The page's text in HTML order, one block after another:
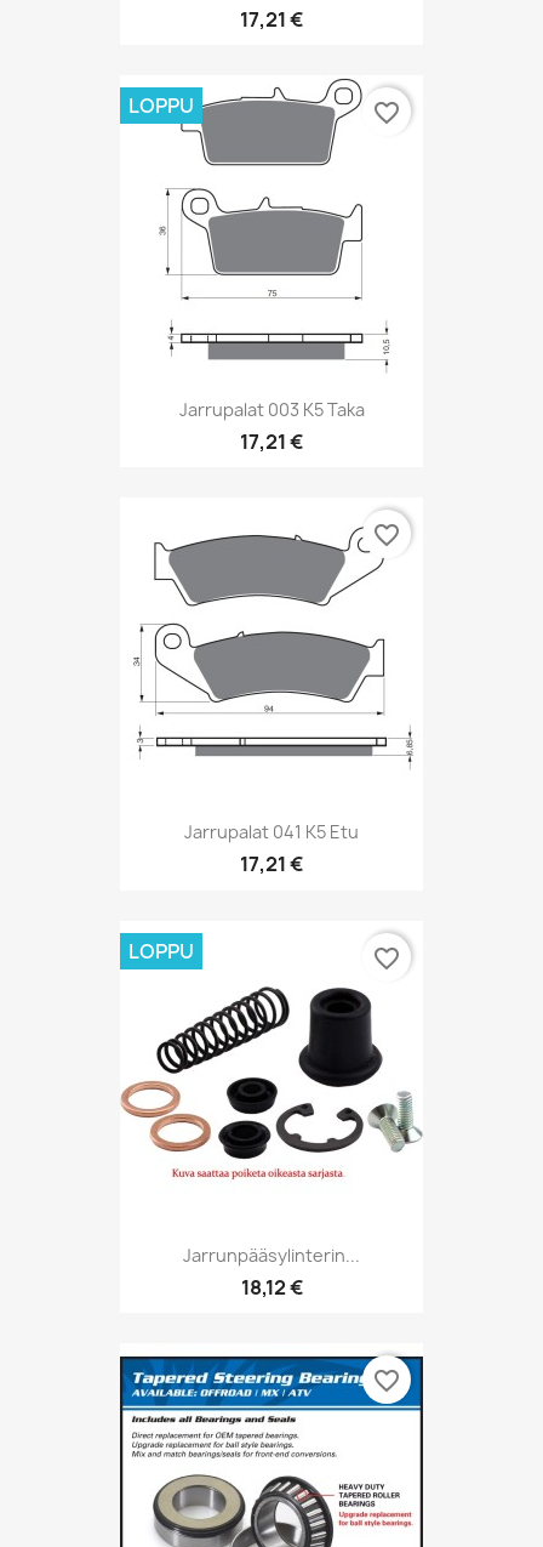
17,21 €
Jarrupalat 003 K5 Taka
17,21 €
LOPPU favorite_border
Jarrupalat 041 K5 Etu
17,21 €
favorite_border
Jarrunpääsylinterin...
18,12 €
LOPPU favorite_border
favorite_border